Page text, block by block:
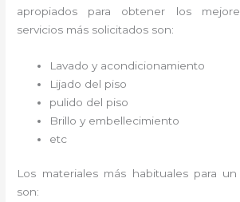
apropiados para obtener los
servicios más solicitados son:
Lavado y acondicionamiento
Lijado del piso
pulido del piso
Brillo y embellecimiento
etc
Los materiales más habituales para un
son: